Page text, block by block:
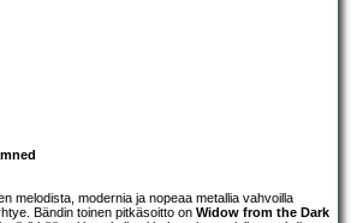
melodista, modernia ja nopeaa metallia vahvoilla
Bändin toinen pitkäsoitto on Widow from the Dark